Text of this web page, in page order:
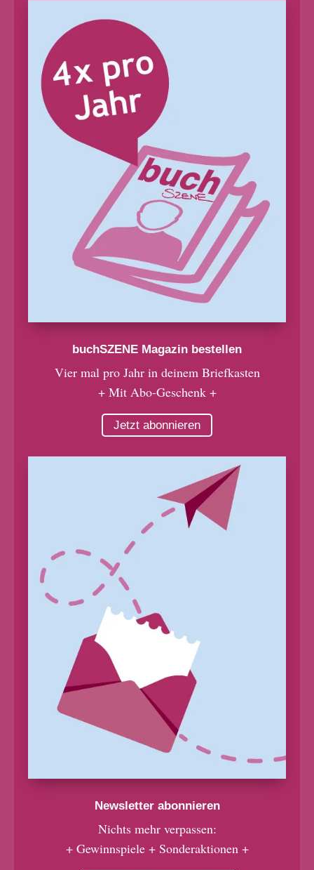
buchSZENE Magazin bestellen
Vier mal pro Jahr in deinem Briefkasten
+ Mit Abo-Geschenk +
Jetzt abonnieren
Newsletter abonnieren
Nichts mehr verpassen:
+ Gewinnspiele + Sonderaktionen +